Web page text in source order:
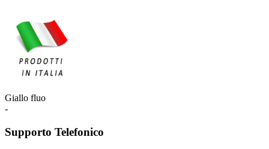
Giallo fluo
-
Supporto Telefonico